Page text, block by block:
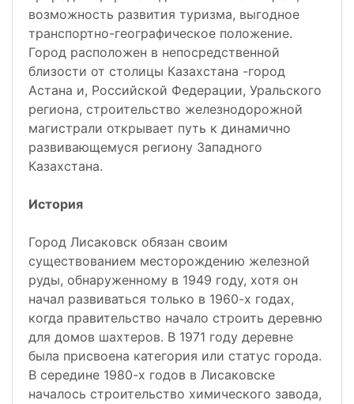
возможность развития туризма, выгодное
транспортно-географическое положение.
Город расположен в непосредственной
близости от столицы Казахстана -город
Астана и, Российской Федерации, Уральского
региона, строительство железнодорожной
магистрали открывает путь к динамично
развивающемуся региону Западного
Казахстана.
История
Город Лисаковск обязан своим
существованием месторождению железной
руды, обнаруженному в 1949 году, хотя он
начал развиваться только в 1960-х годах,
когда правительство начало строить деревню
для домов шахтеров. В 1971 году деревне
была присвоена категория или статус города.
В середине 1980-х годов в Лисаковске
началось строительство химического завода,